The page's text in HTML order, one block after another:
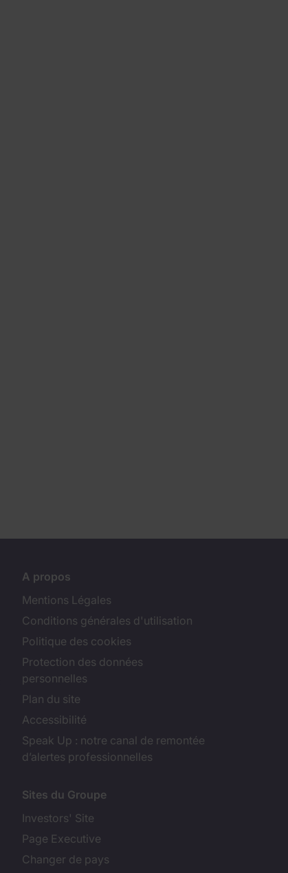
A propos
Mentions Légales
Conditions générales d'utilisation
Politique des cookies
Protection des données
personnelles
Plan du site
Accessibilité
Speak Up : notre canal de remontée
d’alertes professionnelles
Sites du Groupe
Investors' Site
Page Executive
Changer de pays